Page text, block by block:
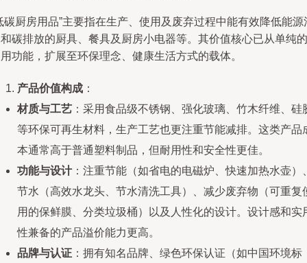
碳厨房用品”主要指在生产、使用及废弃过程中能有效降低能源
碳排放的厨具、餐具及厨房小电器等。其价值核心已从单纯的
功能，扩展至环保理念、健康生活方式的载体。
产品价值构成 ：
材质与工艺 ：采用食品级不锈钢、强化玻璃、竹木纤维、硅
等环保可再生材料，生产工艺也更注重节能减排。这类产品
本通常高于普通塑料制品，但耐用性和安全性更佳。
功能与设计：注重节能（如省电的电磁炉、快速加热水壶）
节水（高效水龙头、节水清洗工具）、减少废弃物（可重复
用的保鲜膜、分类垃圾桶）以及人性化的设计。设计感和实
性兼备的产品溢价能力更高。
品牌与认证 ：拥有知名品牌、绿色环保认证（如中国环境标